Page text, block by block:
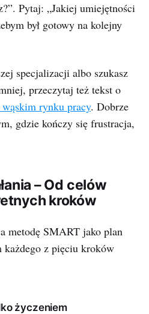
Pytaj: „Jakiej umiejętności
był gotowy na kolejny
specjalizacji albo szukasz
przeczytaj też tekst o
rynku pracy. Dobrze
gdzie kończy się frustracja,
– Od celów
kroków
życzeniem